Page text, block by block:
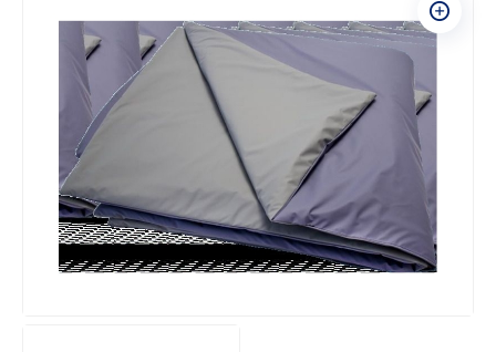
Ratownictwo taktyczne
Policja
WOPR
Szkoła i sport